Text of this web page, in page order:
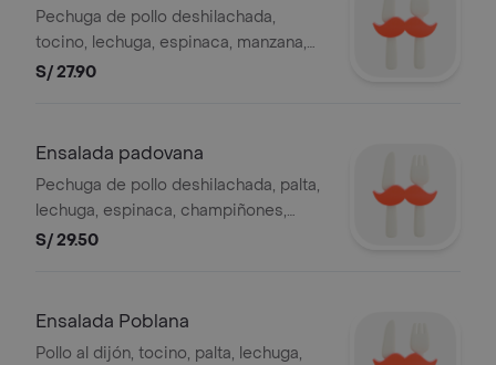
Pechuga de pollo deshilachada,
tocino, lechuga, espinaca, manzana,
pasas, pecanas y apio. (aliño sugerido:
S/ 27.90
Ensalada padovana
Pechuga de pollo deshilachada, palta,
lechuga, espinaca, champiñones,
alcachofa y espárragos. (aliño
S/ 29.50
Ensalada Poblana
Pollo al dijón, tocino, palta, lechuga,